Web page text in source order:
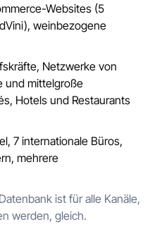
Websites (5
weinbezogene
Netzwerke von
und mittelgroße
Hotels und Restaurants
7 internationale Büros,
mehrere
ist für alle Kanäle,
werden, gleich.